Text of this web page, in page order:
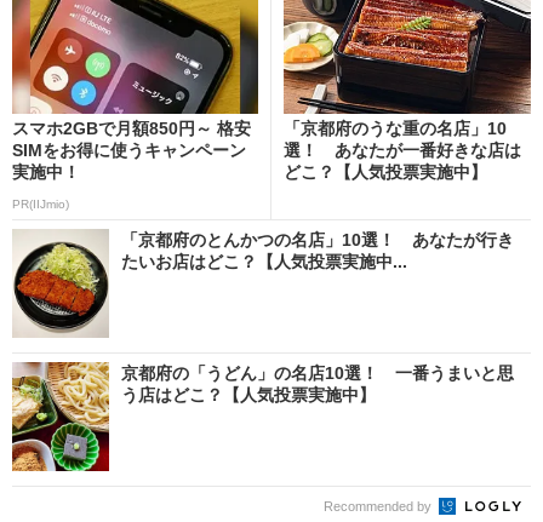
スマホ2GBで月額850円～ 格安
SIMをお得に使うキャンペーン
実施中！
PR(IIJmio)
「京都府のうな重の名店」10
選！ あなたが一番好きな店は
どこ？【人気投票実施中】
「京都府のとんかつの名店」10選！ あなたが行き
たいお店はどこ？【人気投票実施中...
京都府の「うどん」の名店10選！ 一番うまいと思
う店はどこ？【人気投票実施中】
Recommended by